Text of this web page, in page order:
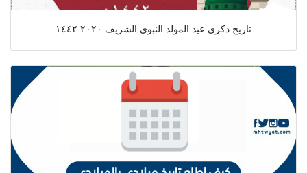
تاريخ ذكرى عيد المولد النبوي الشريف ٢٠٢٠ ١٤٤٢